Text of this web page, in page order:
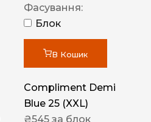
Фасування:
Блок
В Кошик
Compliment Demi
Blue 25 (XXL)
₴545 за блок